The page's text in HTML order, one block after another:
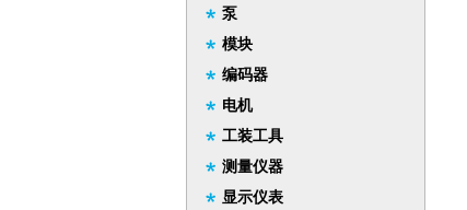
泵
模块
编码器
电机
工装工具
测量仪器
显示仪表